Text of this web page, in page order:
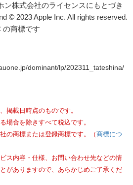
株式会社のライセンスにもとづき
© 2023 Apple Inc. All rights reserved.
の商標です
dominant/lp/202311_tateshina/
掲載日時点のものです。
場合を除きすべて税込です。
の商標または登録商標です。（ 商標につ
ス内容・仕様、お問い合わせ先などの情
がありますので、あらかじめご了承くだ